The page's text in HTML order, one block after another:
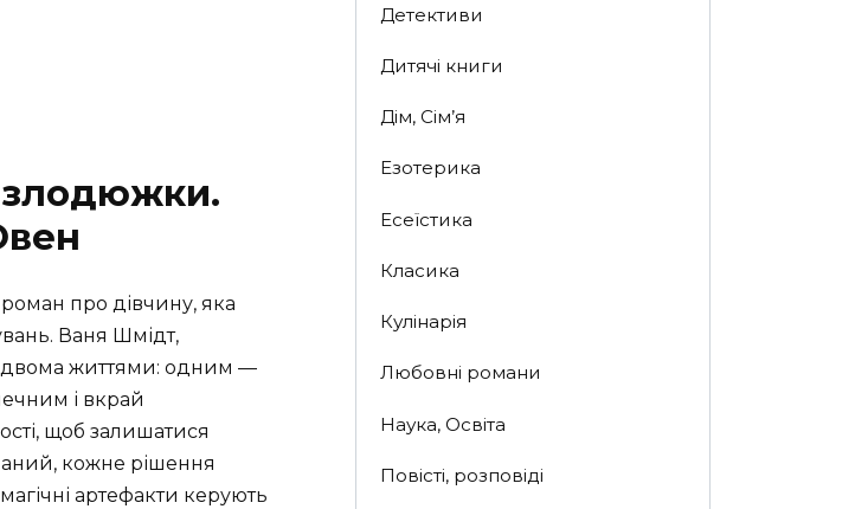
злодюжки.
про дівчину, яка
Ваня Шмідт,
двома життями: одним —
і вкрай
щоб залишатися
кожне рішення
артефакти керують
Детективи
Дитячі книги
Дім, Сім’я
Езотерика
Есеїстика
Класика
Кулінарія
Любовні романи
Наука, Освіта
Повісті, розповіді